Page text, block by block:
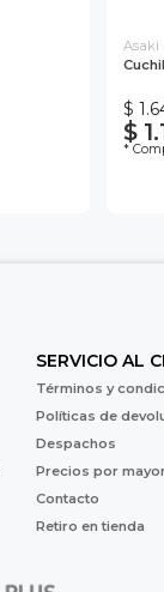
Asaki
$
$
*
SERVICIO AL
Términos y
Políticas de
Despachos
Precios por
Contacto
Retiro en tienda